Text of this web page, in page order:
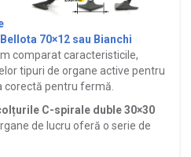
70×12 sau Bianchi
comparat caracteristicile,
tipuri de organe active pentru
corectă pentru fermă.
C-spirale duble 30×30
de lucru oferă o serie de